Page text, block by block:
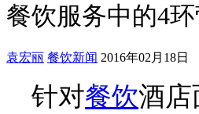
餐饮服务中的4
袁宏丽 餐饮新闻 2016年02月18日
针对餐饮酒店